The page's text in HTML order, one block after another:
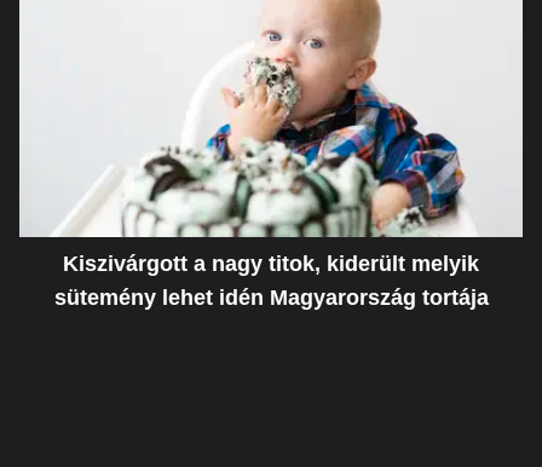
Kiszivárgott a nagy titok, kiderült melyik
sütemény lehet idén Magyarország tortája